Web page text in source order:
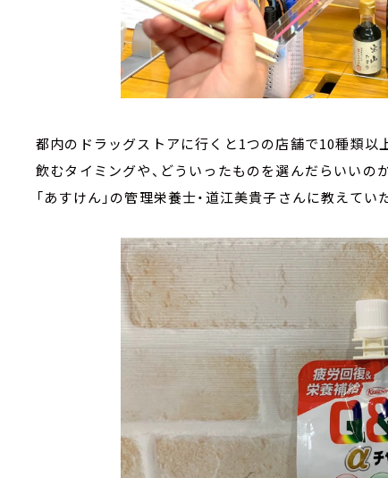
都内のドラッグストアに行くと1つの店舗で10種類以
飲むタイミングや、どういったものを選んだらいいの
「あすけん」の管理栄養士・道江美貴子さんに教えてい